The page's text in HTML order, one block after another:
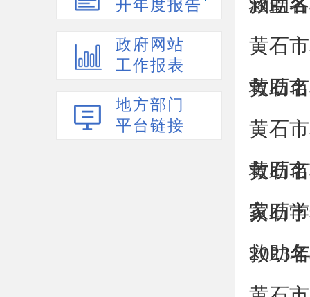
开年度报告
政府网站
工作报表
地方部门
平台链接
黄石
救助
黄石
黄石
救助
黄石
家助
黄石
救助
2023